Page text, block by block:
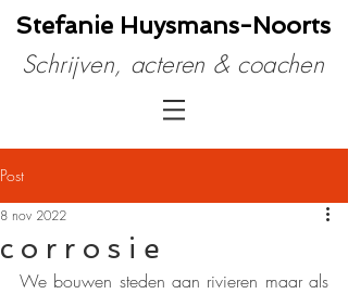
Stefanie Huysmans​-Noorts
Schrijven, acteren & coachen
Post
c o r r o s i e
8 nov 2022
We bouwen steden aan rivieren maar als